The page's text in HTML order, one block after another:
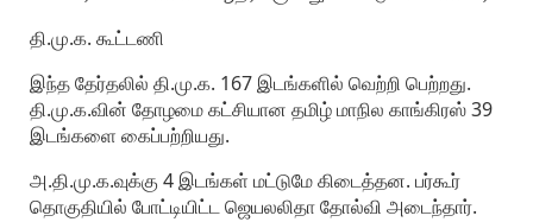
தி.மு.க. கூட்டணி
இந்த தேர்தலில் தி.மு.க. 167 இடங்களில் வெற்றி பெற்றது.
தி.மு.க.வின் தோழமை கட்சியான தமிழ் மாநில காங்கிரஸ் 39
இடங்களை கைப்பற்றியது.
அ.தி.மு.க.வுக்கு 4 இடங்கள் மட்டுமே கிடைத்தன. பர்கூர்
தொகுதியில் போட்டியிட்ட ஜெயலலிதா தோல்வி அடைந்தார்.